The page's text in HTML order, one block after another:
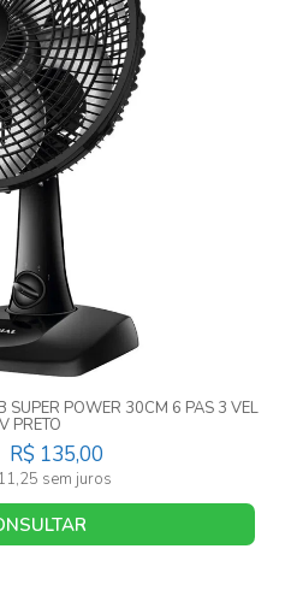
POWER 30CM 6 PAS 3 VEL
PRETO
R$ 135,00
sem juros